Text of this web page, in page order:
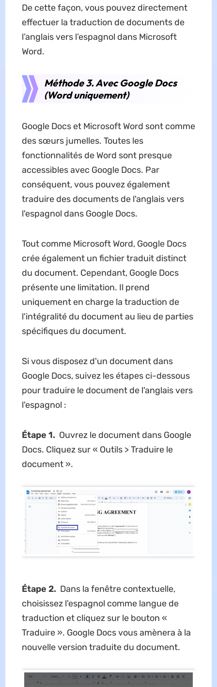
De cette façon, vous pouvez directement
effectuer la traduction de documents de
l’anglais vers l’espagnol dans Microsoft
Word.
Méthode 3. Avec Google Docs
(Word uniquement)
Google Docs et Microsoft Word sont comme
des sœurs jumelles. Toutes les
fonctionnalités de Word sont presque
accessibles avec Google Docs. Par
conséquent, vous pouvez également
traduire des documents de l'anglais vers
l'espagnol dans Google Docs.
Tout comme Microsoft Word, Google Docs
crée également un fichier traduit distinct
du document. Cependant, Google Docs
présente une limitation. Il prend
uniquement en charge la traduction de
l'intégralité du document au lieu de parties
spécifiques du document.
Si vous disposez d'un document dans
Google Docs, suivez les étapes ci-dessous
pour traduire le document de l'anglais vers
l'espagnol :
Étape 1. Ouvrez le document dans Google
Docs. Cliquez sur « Outils > Traduire le
document ».
Étape 2. Dans la fenêtre contextuelle,
choisissez l'espagnol comme langue de
traduction et cliquez sur le bouton «
Traduire ». Google Docs vous amènera à la
nouvelle version traduite du document.